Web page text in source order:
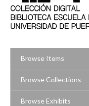
Browse Items
Browse Collections
Browse Exhibits